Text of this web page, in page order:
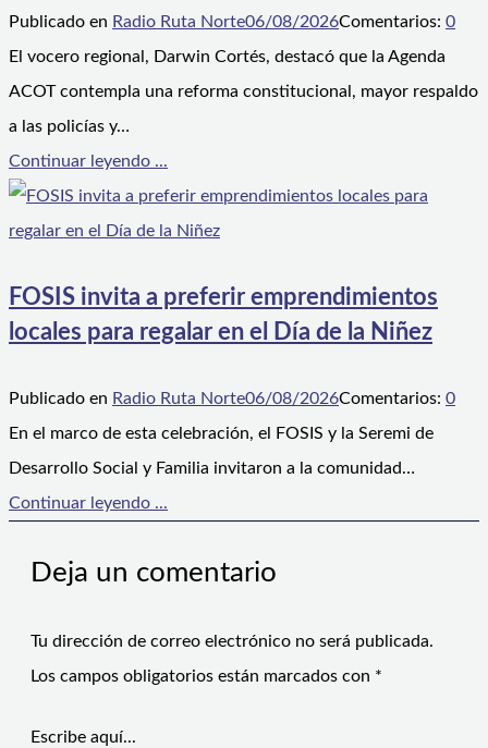
Publicado en Radio Ruta Norte06/08/2026Comentarios: 0
El vocero regional, Darwin Cortés, destacó que la Agenda
ACOT contempla una reforma constitucional, mayor respaldo
a las policías y…
Continuar leyendo ...
FOSIS invita a preferir emprendimientos
locales para regalar en el Día de la Niñez
Publicado en Radio Ruta Norte06/08/2026Comentarios: 0
En el marco de esta celebración, el FOSIS y la Seremi de
Desarrollo Social y Familia invitaron a la comunidad…
Continuar leyendo ...
Deja un comentario
Tu dirección de correo electrónico no será publicada.
Los campos obligatorios están marcados con *
Escribe aquí...